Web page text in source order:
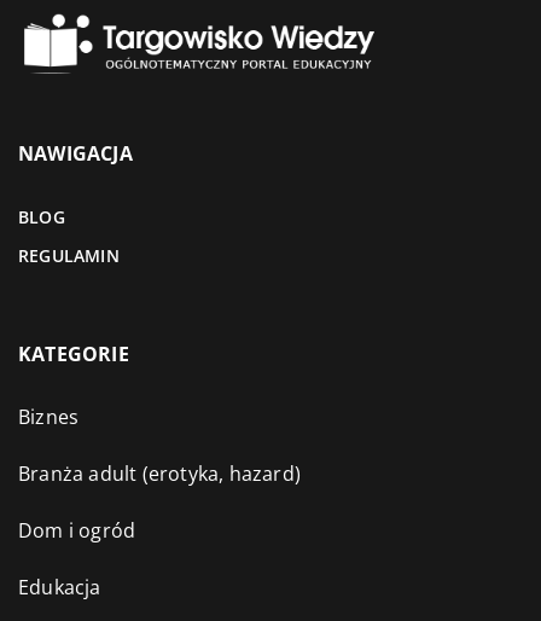
NAWIGACJA
BLOG
REGULAMIN
KATEGORIE
Biznes
Branża adult (erotyka, hazard)
Dom i ogród
Edukacja